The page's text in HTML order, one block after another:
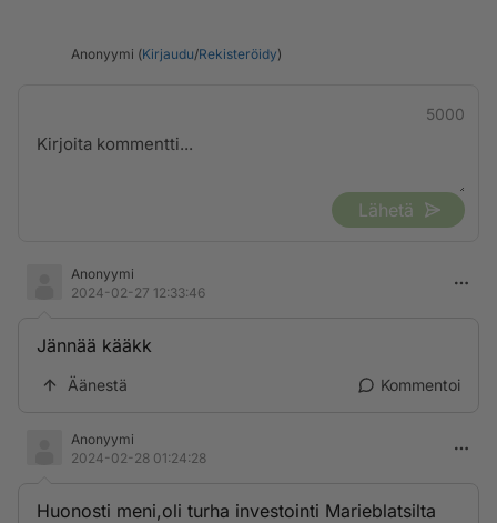
Anonyymi (Kirjaudu/Rekisteröidy)
5000
Lähetä
Anonyymi
2024-02-27 12:33:46
Jännää kääkk
Äänestä Kommentoi
Anonyymi
2024-02-28 01:24:28
Huonosti meni,oli turha investointi Marieblatsilta